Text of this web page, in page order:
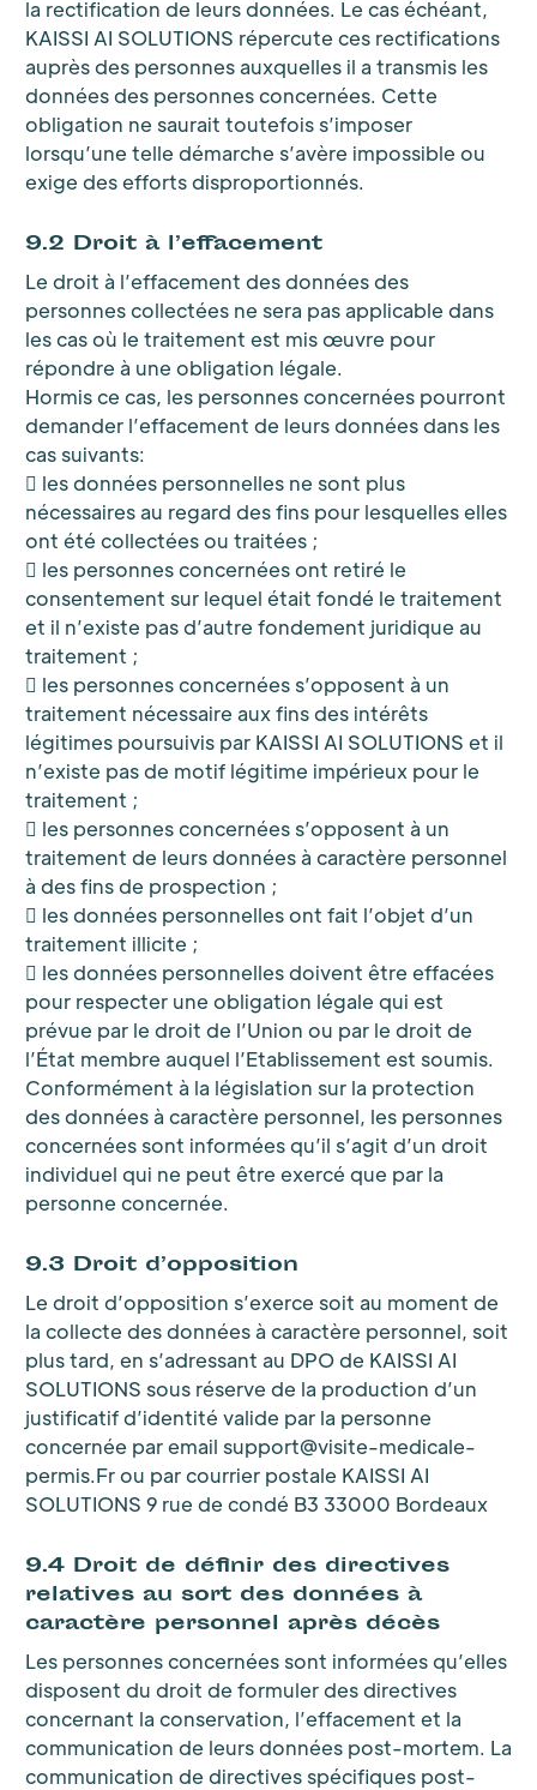
la rectification de leurs données. Le cas échéant,
KAISSI AI SOLUTIONS répercute ces rectifications
auprès des personnes auxquelles il a transmis les
données des personnes concernées. Cette
obligation ne saurait toutefois s’imposer
lorsqu’une telle démarche s’avère impossible ou
exige des efforts disproportionnés.
9.2 Droit à l’effacement
Le droit à l’effacement des données des
personnes collectées ne sera pas applicable dans
les cas où le traitement est mis œuvre pour
répondre à une obligation légale.
Hormis ce cas, les personnes concernées pourront
demander l’effacement de leurs données dans les
cas suivants:
 les données personnelles ne sont plus
nécessaires au regard des fins pour lesquelles elles
ont été collectées ou traitées ;
 les personnes concernées ont retiré le
consentement sur lequel était fondé le traitement
et il n’existe pas d’autre fondement juridique au
traitement ;
 les personnes concernées s’opposent à un
traitement nécessaire aux fins des intérêts
légitimes poursuivis par KAISSI AI SOLUTIONS et il
n’existe pas de motif légitime impérieux pour le
traitement ;
 les personnes concernées s’opposent à un
traitement de leurs données à caractère personnel
à des fins de prospection ;
 les données personnelles ont fait l’objet d’un
traitement illicite ;
 les données personnelles doivent être effacées
pour respecter une obligation légale qui est
prévue par le droit de l’Union ou par le droit de
l’État membre auquel l’Etablissement est soumis.
Conformément à la législation sur la protection
des données à caractère personnel, les personnes
concernées sont informées qu’il s’agit d’un droit
individuel qui ne peut être exercé que par la
personne concernée.
9.3 Droit d’opposition
Le droit d’opposition s’exerce soit au moment de
la collecte des données à caractère personnel, soit
plus tard, en s’adressant au DPO de KAISSI AI
SOLUTIONS sous réserve de la production d’un
justificatif d’identité valide par la personne
concernée par email support@visite-medicale-
permis.Fr ou par courrier postale KAISSI AI
SOLUTIONS 9 rue de condé B3 33000 Bordeaux
9.4 Droit de définir des directives
relatives au sort des données à
caractère personnel après décès
Les personnes concernées sont informées qu’elles
disposent du droit de formuler des directives
concernant la conservation, l’effacement et la
communication de leurs données post-mortem. La
communication de directives spécifiques post-